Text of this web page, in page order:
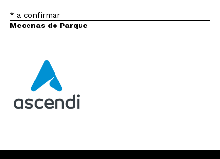
* a confirmar
Mecenas do Parque